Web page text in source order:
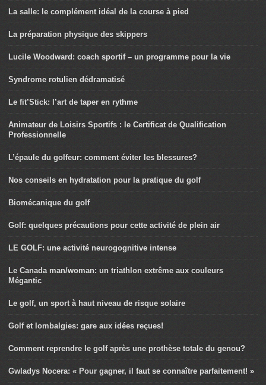
La salle: le complément idéal de la course à pied
La préparation physique des skippers
Lucile Woodward: coach sportif – un programme pour la vie
Syndrome rotulien dédramatisé
Le fit’Stick: l’art de taper en rythme
Animateur de Loisirs Sportifs : le Certificat de Qualification
Professionnelle
L’épaule du golfeur: comment éviter les blessures?
Nos conseils en hydratation pour la pratique du golf
Biomécanique du golf
Golf: quelques précautions pour cette activité de plein air
LE GOLF: une activité neurogognitive intense
Le Canada man/woman: un triathlon extrême aux couleurs
Mégantic
Le golf, un sport à haut niveau de risque solaire
Golf et lombalgies: gare aux idées reçues!
Comment reprendre le golf après une prothèse totale du genou?
Gwladys Nocera: « Pour gagner, il faut se connaître parfaitement! »